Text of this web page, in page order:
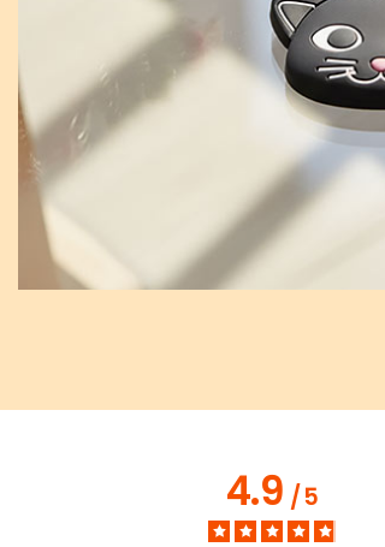
4.9/5